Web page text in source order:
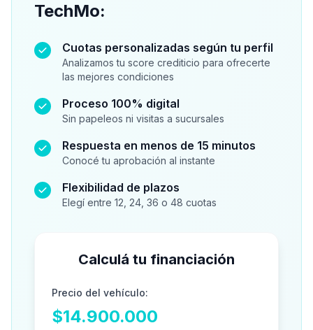
TechMo:
Cuotas personalizadas según tu perfil
Analizamos tu score crediticio para ofrecerte
las mejores condiciones
Proceso 100% digital
Sin papeleos ni visitas a sucursales
Respuesta en menos de 15 minutos
Conocé tu aprobación al instante
Flexibilidad de plazos
Elegí entre 12, 24, 36 o 48 cuotas
Calculá tu financiación
Precio del vehículo:
$14.900.000